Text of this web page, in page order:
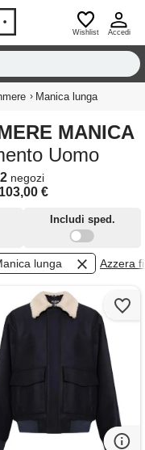
Wishlist Accedi
› Manica lunga
Uomo
2 negozi
103,00 €
Includi sped.
lunga Azzera